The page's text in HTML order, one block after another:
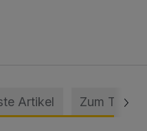
Artikel Zum Thema